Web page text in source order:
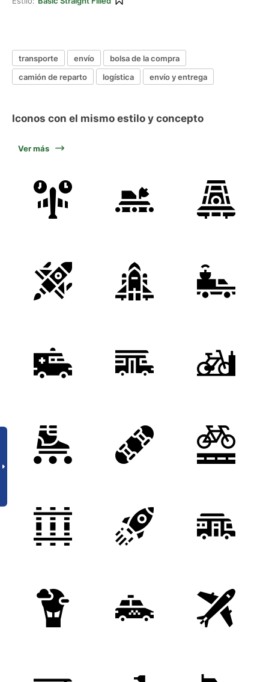
transporte envío
bolsa de la compra
camión de reparto
logística envío y entrega
Iconos con el mismo estilo y concepto
Ver más